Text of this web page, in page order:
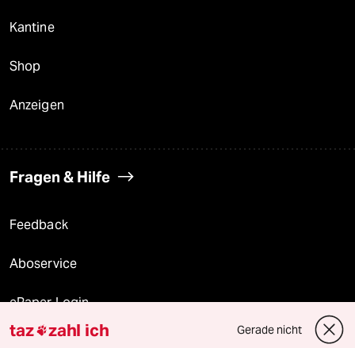
Kantine
Shop
Anzeigen
Fragen & Hilfe
Feedback
Aboservice
ePaper Login
Downloads für Abonnierende
taz zahl ich Gerade nicht